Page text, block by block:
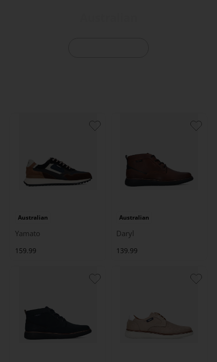
Australian
Yamato
159.99
Australian
Daryl
139.99